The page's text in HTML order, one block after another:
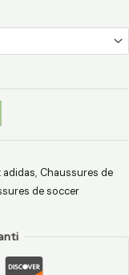
adidas, Chaussures de
de soccer